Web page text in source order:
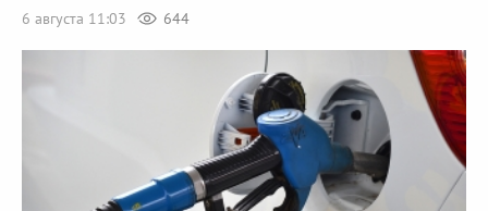
6 августа 11:03
644